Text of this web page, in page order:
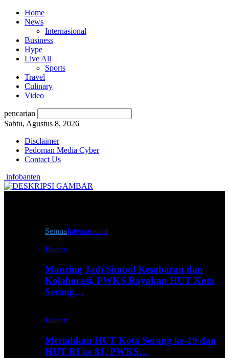
Home
News
Internasional
Business
Hype
Live All
Sports
Travel
Culinary
Video
pencarian
Sabtu, Agustus 8, 2026
Disclaimer
Pedoman Media Cyber
Contact Us
infobanten
SemuaInternasional
Banten
Mancing Jadi Simbol Kesabaran dan
Kolaborasi, PWKS Rayakan HUT Kota
Serang…
Banten
Meriahkan HUT Kota Serang ke-19 dan
HUT RI ke 81, PWKS…